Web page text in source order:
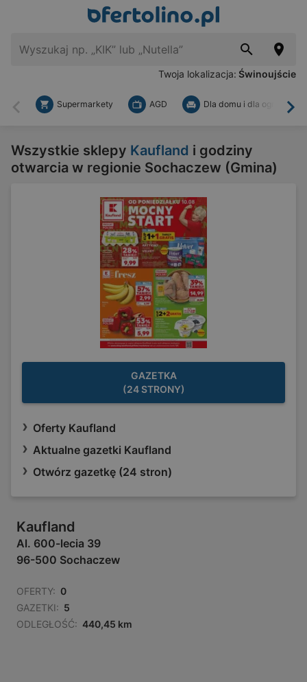
Twoja lokalizacja: Świnoujście
Wstecz
Supermarkety AGD Dla domu i dla ogrodu
Wszystkie sklepy Kaufland i godziny
otwarcia w regionie Sochaczew (Gmina)
GAZETKA
(24 STRONY)
Oferty Kaufland
Aktualne gazetki Kaufland
Otwórz gazetkę (24 stron)
Kaufland
Al. 600-lecia 39
96-500 Sochaczew
OFERTY: 0
GAZETKI: 5
ODLEGŁOŚĆ: 440,45 km